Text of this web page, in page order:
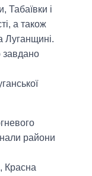
Табаївки і
а також
Луганщині.
райони
Красна